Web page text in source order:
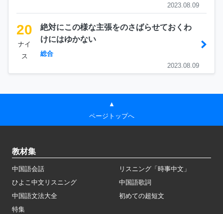
2023.08.09
20
ナイ
ス
絶対にこの様な主張をのさばらせておくわ
けにはゆかない
総合
2023.08.09
▲
ページトップへ
教材集
中国語会話
リスニング「時事中文」
ひよこ中文リスニング
中国語歌詞
中国語文法大全
初めての超短文
特集